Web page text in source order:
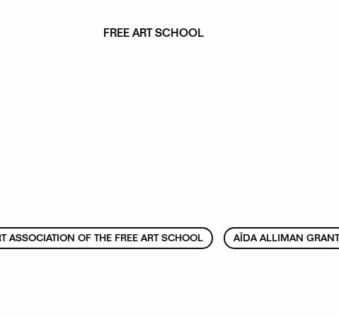
FREE ART SCHOOL
ASSOCIATION OF THE FREE ART SCHOOL AÏDA ALLIMAN GRANT